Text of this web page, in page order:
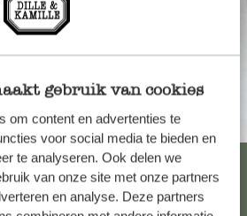
gebruik van cookies
om content en advertenties te
voor social media te bieden en
te analyseren. Ook delen we
van onze site met onze partners
en analyse. Deze partners
buurt